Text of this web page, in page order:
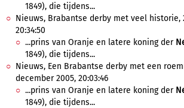
1849), die tijdens...
Nieuws, Brabantse derby met veel historie,
20:34:50
...prins van Oranje en latere koning der
1849), die tijdens...
Nieuws, Een Brabantse derby met een
december 2005, 20:03:46
...prins van Oranje en latere koning der
1849), die tijdens...